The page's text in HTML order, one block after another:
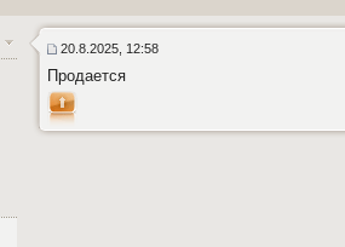
20.8.2025, 12:58
Продается